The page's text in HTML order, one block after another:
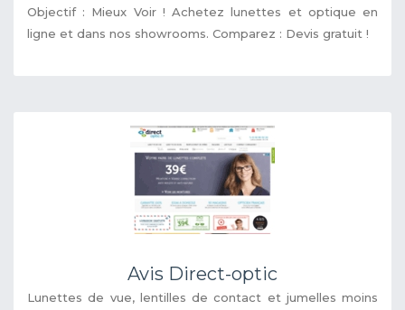
Objectif : Mieux Voir ! Achetez lunettes et optique en
ligne et dans nos showrooms. Comparez : Devis gratuit !
Avis Direct-optic
Lunettes de vue, lentilles de contact et jumelles moins